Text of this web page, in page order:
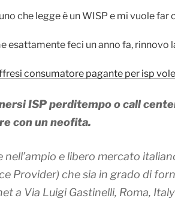
che legge è un WISP e mi vuole far
esattamente feci un anno fa, rinnovo
consumatore pagante per isp
ISP perditempo o call
con un neofita.
nell’ampio e libero mercato
Provider) che sia in grado di
a Via Luigi Gastinelli, Roma,